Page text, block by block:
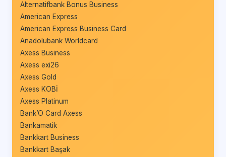
Alternatifbank Bonus Business
American Express
American Express Business Card
Anadolubank Worldcard
Axess Business
Axess exi26
Axess Gold
Axess KOBİ
Axess Platinum
Bank’O Card Axess
Bankamatik
Bankkart Business
Bankkart Başak